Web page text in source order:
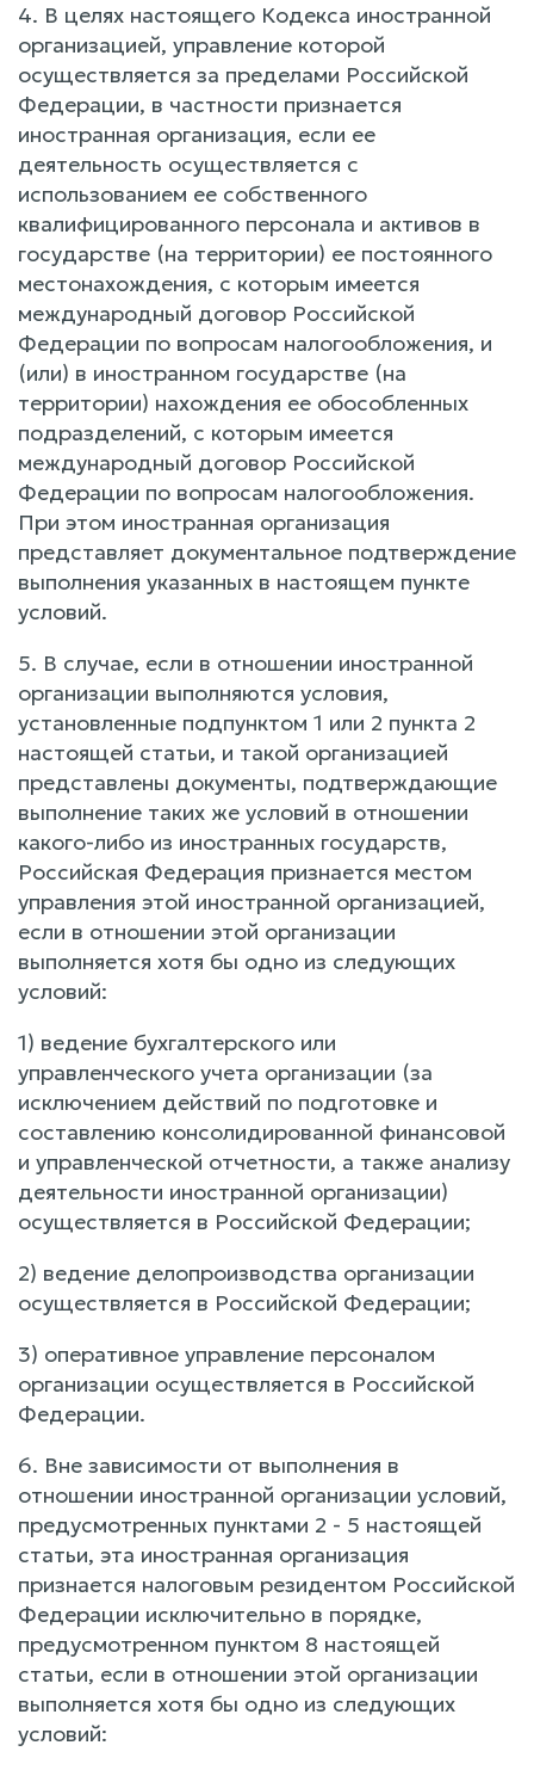
4. В целях настоящего Кодекса иностранной
организацией, управление которой
осуществляется за пределами Российской
Федерации, в частности признается
иностранная организация, если ее
деятельность осуществляется с
использованием ее собственного
квалифицированного персонала и активов в
государстве (на территории) ее постоянного
местонахождения, с которым имеется
международный договор Российской
Федерации по вопросам налогообложения, и
(или) в иностранном государстве (на
территории) нахождения ее обособленных
подразделений, с которым имеется
международный договор Российской
Федерации по вопросам налогообложения.
При этом иностранная организация
представляет документальное подтверждение
выполнения указанных в настоящем пункте
условий.
5. В случае, если в отношении иностранной
организации выполняются условия,
установленные подпунктом 1 или 2 пункта 2
настоящей статьи, и такой организацией
представлены документы, подтверждающие
выполнение таких же условий в отношении
какого-либо из иностранных государств,
Российская Федерация признается местом
управления этой иностранной организацией,
если в отношении этой организации
выполняется хотя бы одно из следующих
условий:
1) ведение бухгалтерского или
управленческого учета организации (за
исключением действий по подготовке и
составлению консолидированной финансовой
и управленческой отчетности, а также анализу
деятельности иностранной организации)
осуществляется в Российской Федерации;
2) ведение делопроизводства организации
осуществляется в Российской Федерации;
3) оперативное управление персоналом
организации осуществляется в Российской
Федерации.
6. Вне зависимости от выполнения в
отношении иностранной организации условий,
предусмотренных пунктами 2 - 5 настоящей
статьи, эта иностранная организация
признается налоговым резидентом Российской
Федерации исключительно в порядке,
предусмотренном пунктом 8 настоящей
статьи, если в отношении этой организации
выполняется хотя бы одно из следующих
условий: